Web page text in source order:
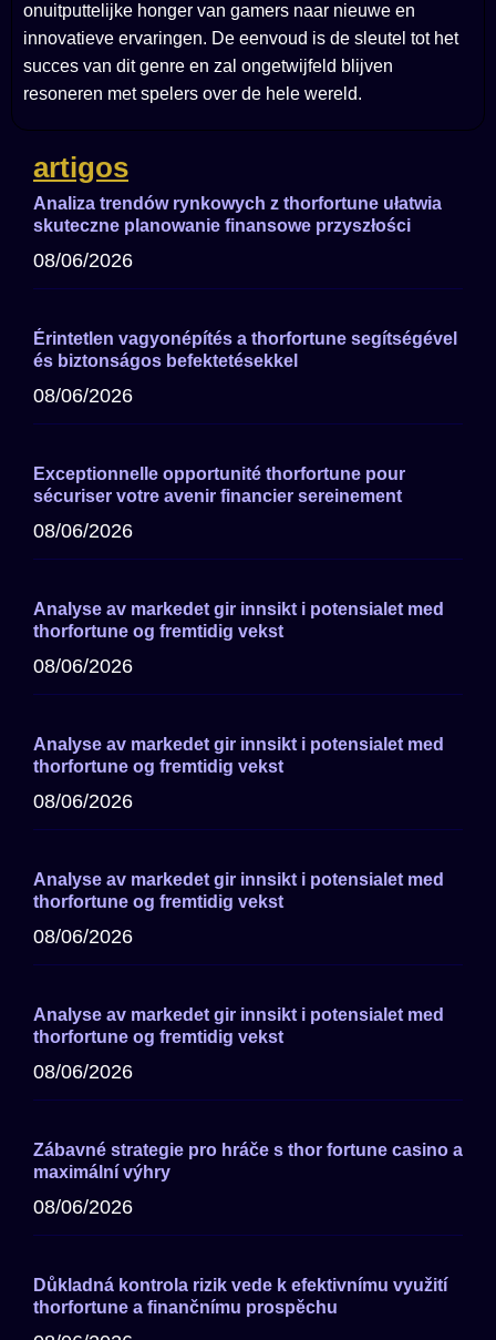
onuitputtelijke honger van gamers naar nieuwe en
innovatieve ervaringen. De eenvoud is de sleutel tot het
succes van dit genre en zal ongetwijfeld blijven
resoneren met spelers over de hele wereld.
artigos
Analiza trendów rynkowych z thorfortune ułatwia
skuteczne planowanie finansowe przyszłości
08/06/2026
Érintetlen vagyonépítés a thorfortune segítségével
és biztonságos befektetésekkel
08/06/2026
Exceptionnelle opportunité thorfortune pour
sécuriser votre avenir financier sereinement
08/06/2026
Analyse av markedet gir innsikt i potensialet med
thorfortune og fremtidig vekst
08/06/2026
Analyse av markedet gir innsikt i potensialet med
thorfortune og fremtidig vekst
08/06/2026
Analyse av markedet gir innsikt i potensialet med
thorfortune og fremtidig vekst
08/06/2026
Analyse av markedet gir innsikt i potensialet med
thorfortune og fremtidig vekst
08/06/2026
Zábavné strategie pro hráče s thor fortune casino a
maximální výhry
08/06/2026
Důkladná kontrola rizik vede k efektivnímu využití
thorfortune a finančnímu prospěchu